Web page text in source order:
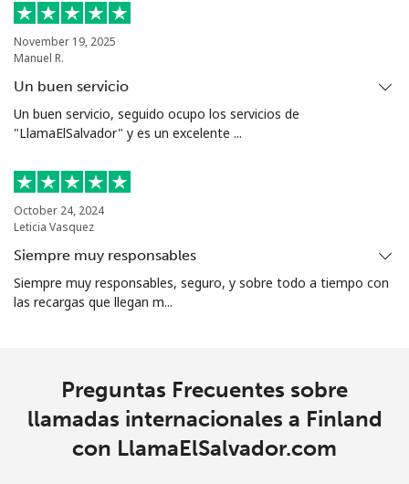
November 19, 2025
Manuel R.
Un buen servicio
Un buen servicio, seguido ocupo los servicios de
"LlamaElSalvador" y es un excelente ...
October 24, 2024
Leticia Vasquez
Siempre muy responsables
Siempre muy responsables, seguro, y sobre todo a tiempo con
las recargas que llegan m...
Preguntas Frecuentes sobre
llamadas internacionales a Finland
con LlamaElSalvador.com